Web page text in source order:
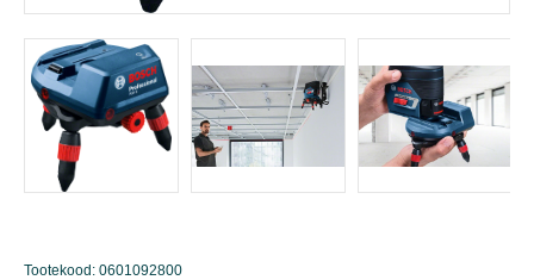
Tootekood: 0601092800